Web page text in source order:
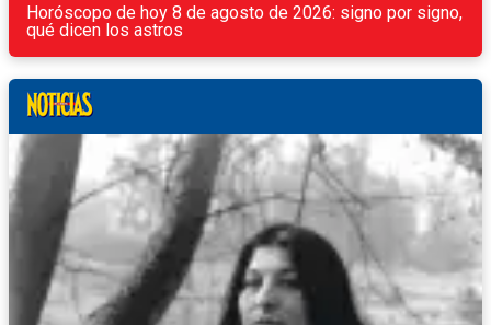
Horóscopo de hoy 8 de agosto de 2026: signo por signo,
qué dicen los astros